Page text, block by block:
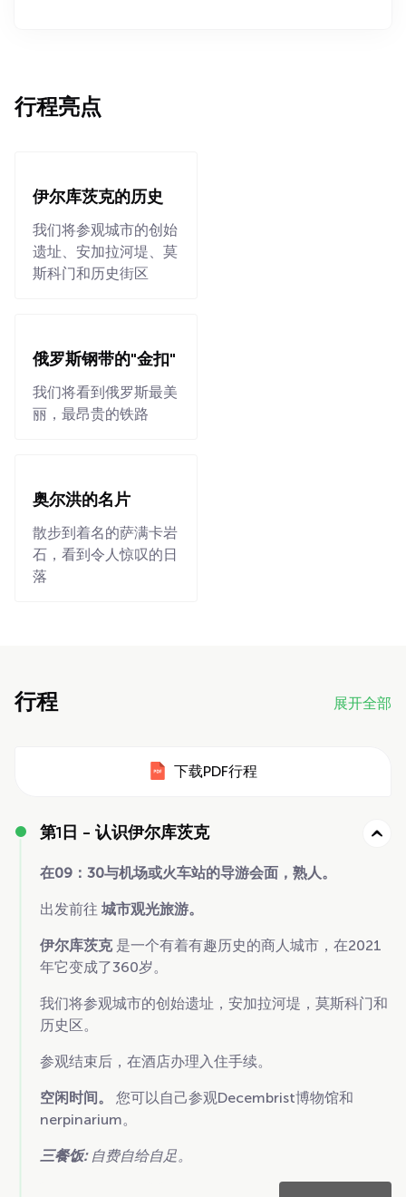
行程亮点
伊尔库茨克的历史
我们将参观城市的创始
遗址、安加拉河堤、莫
斯科门和历史街区
俄罗斯钢带的"金扣"
我们将看到俄罗斯最美
丽，最昂贵的铁路
奥尔洪的名片
散步到着名的萨满卡岩
石，看到令人惊叹的日
落
行程 展开全部
下载PDF行程
第1日 - 认识伊尔库茨克
在09：30与机场或火车站的导游会面，熟人。
出发前往 城市观光旅游。
伊尔库茨克是一个有着有趣历史的商人城市，在2021
年它变成了360岁。
我们将参观城市的创始遗址，安加拉河堤，莫斯科门和
历史区。
参观结束后，在酒店办理入住手续。
空闲时间。 您可以自己参观Decembrist博物馆和
nerpinarium。
三餐饭:自费自给自足。